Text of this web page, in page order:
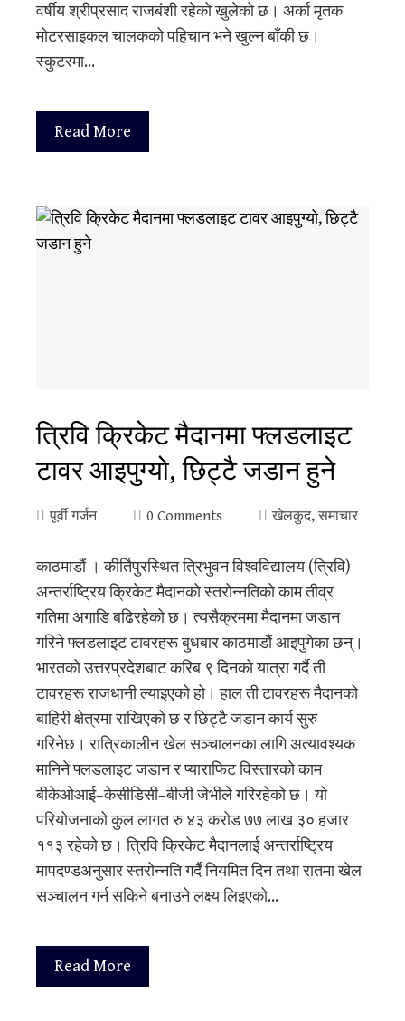
वर्षीय श्रीप्रसाद राजबंशी रहेको खुलेको छ। अर्का मृतक
मोटरसाइकल चालकको पहिचान भने खुल्न बाँकी छ।
स्कुटरमा…
Read More
त्रिवि क्रिकेट मैदानमा फ्लडलाइट
टावर आइपुग्यो, छिट्टै जडान हुने
पूर्वी गर्जन 0 Comments खेलकुद, समाचार
काठमाडौं । कीर्तिपुरस्थित त्रिभुवन विश्वविद्यालय (त्रिवि)
अन्तर्राष्ट्रिय क्रिकेट मैदानको स्तरोन्नतिको काम तीव्र
गतिमा अगाडि बढिरहेको छ। त्यसैक्रममा मैदानमा जडान
गरिने फ्लडलाइट टावरहरू बुधबार काठमाडौं आइपुगेका छन्।
भारतको उत्तरप्रदेशबाट करिब ९ दिनको यात्रा गर्दै ती
टावरहरू राजधानी ल्याइएको हो। हाल ती टावरहरू मैदानको
बाहिरी क्षेत्रमा राखिएको छ र छिट्टै जडान कार्य सुरु
गरिनेछ। रात्रिकालीन खेल सञ्चालनका लागि अत्यावश्यक
मानिने फ्लडलाइट जडान र प्याराफिट विस्तारको काम
बीकेओआई–केसीडिसी–बीजी जेभीले गरिरहेको छ। यो
परियोजनाको कुल लागत रु ४३ करोड ७७ लाख ३० हजार
११३ रहेको छ। त्रिवि क्रिकेट मैदानलाई अन्तर्राष्ट्रिय
मापदण्डअनुसार स्तरोन्नति गर्दै नियमित दिन तथा रातमा खेल
सञ्चालन गर्न सकिने बनाउने लक्ष्य लिइएको…
Read More